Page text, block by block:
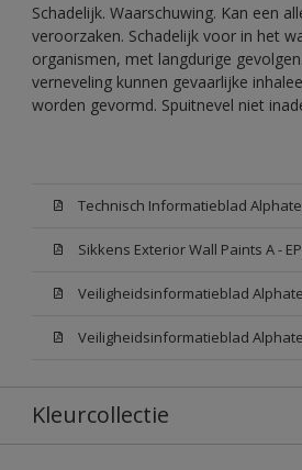
Schadelijk. Waarschuwing. Kan een
veroorzaken. Schadelijk voor in het
organismen, met langdurige
verneveling kunnen gevaarlijke
worden gevormd. Spuitnevel niet
Technisch Informatieblad
Kleurcollectie